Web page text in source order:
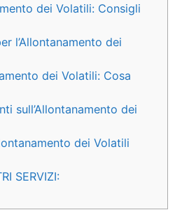
dei Volatili: Consigli
l’Allontanamento dei
dei Volatili: Cosa
sull’Allontanamento dei
dei Volatili
SERVIZI: